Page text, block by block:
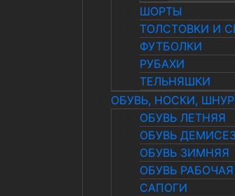
ШОРТЫ
ТОЛСТОВКИ И
ФУТБОЛКИ
РУБАХИ
ТЕЛЬНЯШКИ
ОБУВЬ, НОСКИ,
ОБУВЬ ЛЕТНЯЯ
ОБУВЬ
ОБУВЬ ЗИМНЯЯ
ОБУВЬ РАБОЧАЯ
САПОГИ